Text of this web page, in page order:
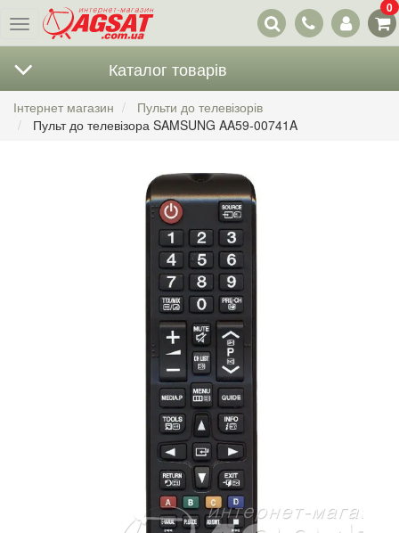
Меню
Наші
контакти
0
Каталог товарів
Інтернет магазин
Пульти до телевізорів
Пульт до телевізора SAMSUNG AA59-00741A